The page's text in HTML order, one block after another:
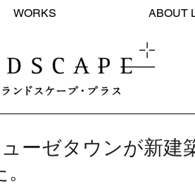
WORKS ABOUT
ーゼタウンが新建